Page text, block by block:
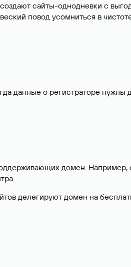
сайты-однодневки с
повод усомниться в
данные о регистраторе нужны
домен.
делегируют домен на